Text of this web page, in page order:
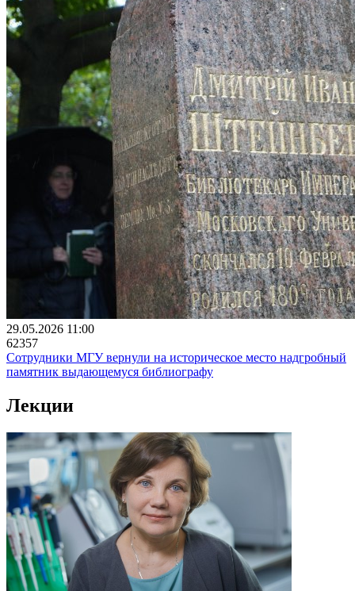
29.05.2026 11:00
62357
Сотрудники МГУ вернули на историческое место надгробный
памятник выдающемуся библиографу
Лекции